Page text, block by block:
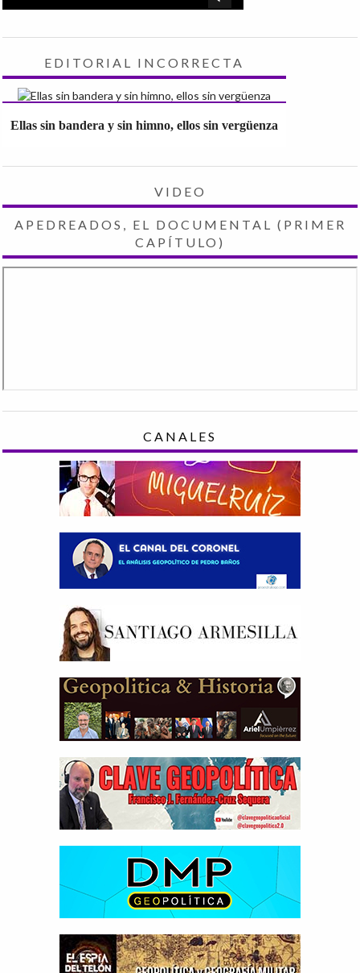
EDITORIAL INCORRECTA
Ellas sin bandera y sin himno, ellos sin vergüenza
VIDEO
APEDREADOS, EL DOCUMENTAL (PRIMER
CAPÍTULO)
CANALES